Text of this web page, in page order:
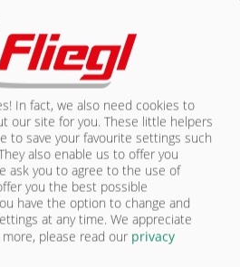
i aktywować automatyczne
zamykania przeglądarki. Jeśli
tej strony internetowej może
z Cloudflare na podstawie ogólnego
(RODO) dotyczącą zleconego
standardowymi klauzulami umownymi
dotyczące wizyt na tej stronie.
strony internetowej, plik, data i
danych, powiadomienie o
przeglądarki, system operacyjny
odsyłającej (poprzednio odwiedzana
Cloudflare wykorzystuje opisane
In fact, we also need cookies to
our site for you. These little helpers
to save your favourite settings such
also enable us to offer you
ask you to agree to the use of
you the best possible
have the option to change and
at any time. We appreciate
more, please read our privacy